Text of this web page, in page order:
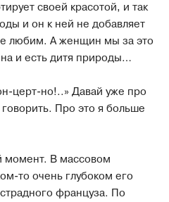
своей красотой, и так
и он к ней не добавляет
любим. А женщин мы за это
и есть дитя природы…
церт-но!..» Давай уже про
Про это я больше
момент. В массовом
то очень глубоком его
француза. По